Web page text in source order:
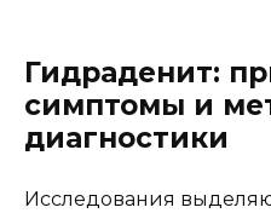
Гидраденит:
симптомы и
диагностики
Исследования